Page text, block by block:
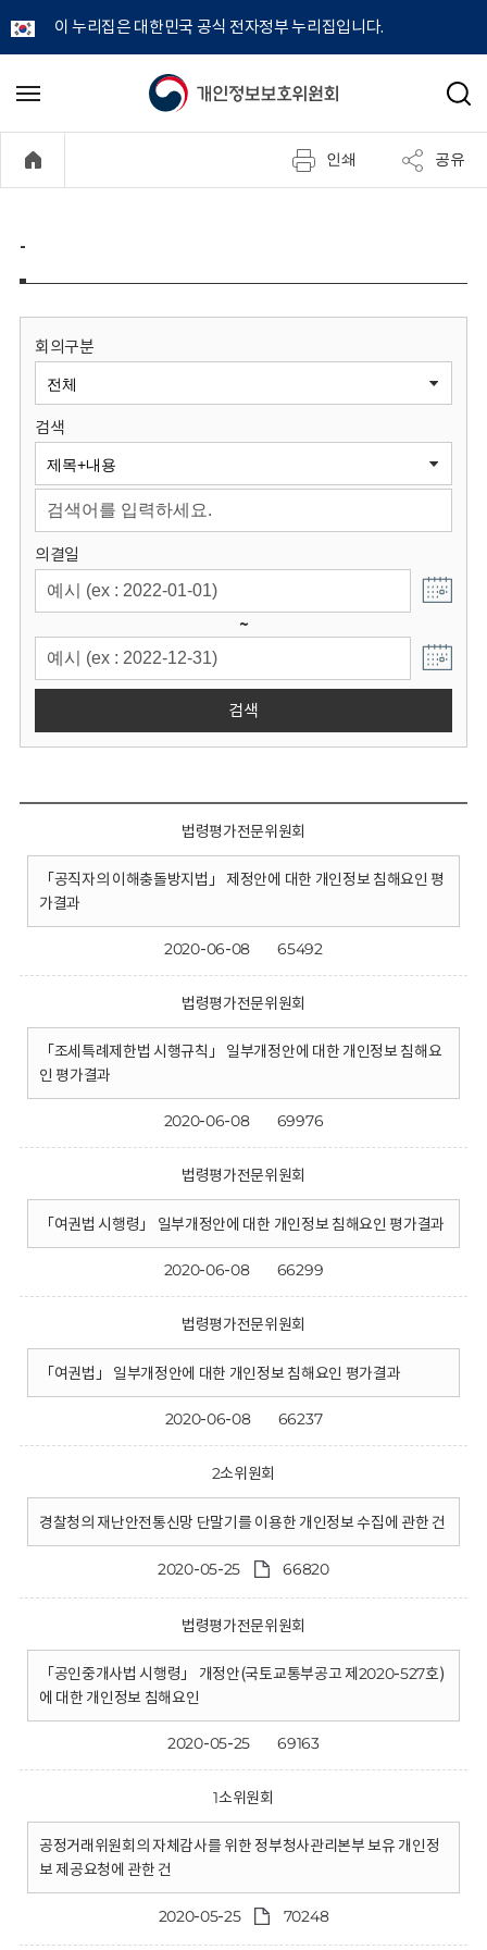
이 누리집은 대한민국 공식 전자정부 누리집입니다.
개
정
보
원
회
메
기
검
인쇄 공유
-
회의구분
검색
의결일
~
검색
법령평가전문위원회
「공직자의 이해충돌방지법」 제정안에 대한 개인정보 침해요인 평
가결과
2020-06-08 65492
법령평가전문위원회
「조세특례제한법 시행규칙」 일부개정안에 대한 개인정보 침해요
인 평가결과
2020-06-08 69976
법령평가전문위원회
「여권법 시행령」 일부개정안에 대한 개인정보 침해요인 평가결과
2020-06-08 66299
법령평가전문위원회
「여권법」 일부개정안에 대한 개인정보 침해요인 평가결과
2020-06-08 66237
2소위원회
경찰청의 재난안전통신망 단말기를 이용한 개인정보 수집에 관한 건
2020-05-25 66820
법령평가전문위원회
「공인중개사법 시행령」 개정안(국토교통부공고 제2020-527호)
에 대한 개인정보 침해요인
2020-05-25 69163
1소위원회
공정거래위원회의 자체감사를 위한 정부청사관리본부 보유 개인정
보 제공요청에 관한 건
2020-05-25 70248